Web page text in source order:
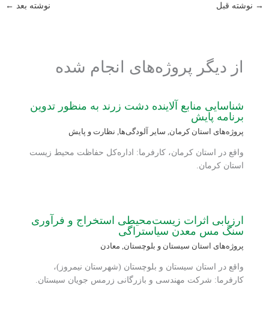
→ نوشته قبل نوشته بعد ←
از دیگر پروژه‌های انجام شده
شناسایی منابع آلاینده دشت زرند به منظور تدوین
برنامه پایش
پروژه‌های استان کرمان, سایر آلودگی‌ها, نظارت و پایش
واقع در استان کرمان، کارفرما: اداره‌کل حفاظت محیط زیست
استان کرمان.
ارزیابی اثرات زیست‌محیطی استخراج و فرآوری
سنگ مس معدن سیاستراگی
پروژه‌های استان سیستان و بلوچستان, معادن
واقع در استان سیستان و بلوچستان (شهرستان نیمروز)،
کارفرما: شرکت مهندسی و بازرگانی زرمس جویان سیستان.